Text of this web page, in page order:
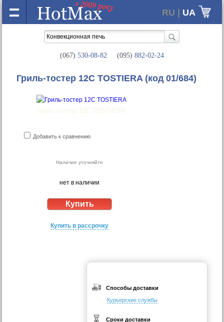
RU | UA
(067) 530-08-82 (095) 882-02-24
Гриль-тостер 12С TOSTIERA(код 01/684)
Гриль-тостер 12С TOSTIERA
Добавить к сравнению
Наличие уточняйте
нет в наличии
Купить в рассрочку
Способы доставки
Курьерские службы
Сроки доставки